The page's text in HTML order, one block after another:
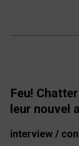
Feu!
leur nouvel
interview /